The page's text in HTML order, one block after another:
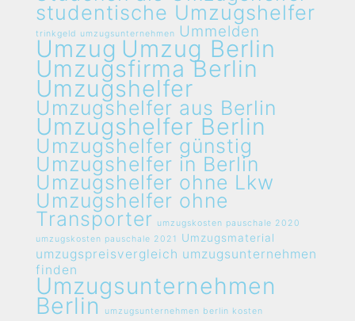
studentische Umzugshelfer
trinkgeld umzugsunternehmen Ummelden
Umzug Umzug Berlin
Umzugsfirma Berlin
Umzugshelfer
Umzugshelfer aus Berlin
Umzugshelfer Berlin
Umzugshelfer günstig
Umzugshelfer in Berlin
Umzugshelfer ohne Lkw
Umzugshelfer ohne
Transporter umzugskosten pauschale 2020
umzugskosten pauschale 2021
Umzugsmaterial
umzugspreisvergleich umzugsunternehmen
finden
Umzugsunternehmen
Berlin
umzugsunternehmen berlin kosten